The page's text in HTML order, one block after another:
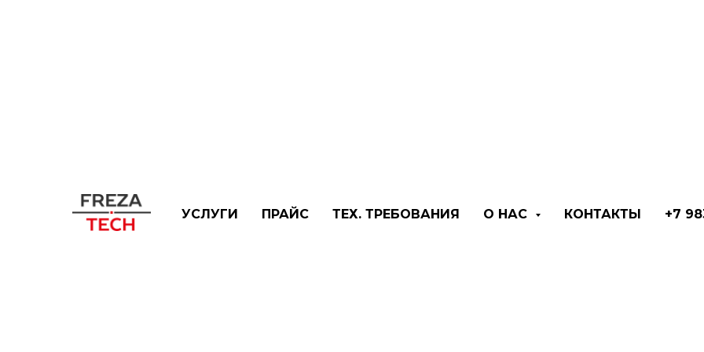
УСЛУГИ ПРАЙС ТЕХ. ТРЕБОВАНИЯ О НАС КОНТАКТЫ +7